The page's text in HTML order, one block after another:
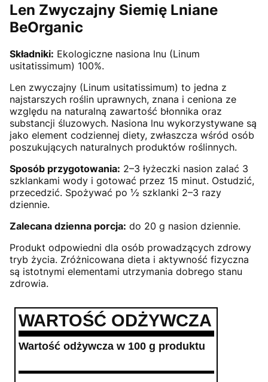
Len Zwyczajny Siemię Lniane
BeOrganic
Składniki: Ekologiczne nasiona lnu (Linum
usitatissimum) 100%.
Len zwyczajny (Linum usitatissimum) to jedna z
najstarszych roślin uprawnych, znana i ceniona ze
względu na naturalną zawartość błonnika oraz
substancji śluzowych. Nasiona lnu wykorzystywane są
jako element codziennej diety, zwłaszcza wśród osób
poszukujących naturalnych produktów roślinnych.
Sposób przygotowania: 2–3 łyżeczki nasion zalać 3
szklankami wody i gotować przez 15 minut. Ostudzić,
przecedzić. Spożywać po ½ szklanki 2–3 razy
dziennie.
Zalecana dzienna porcja: do 20 g nasion dziennie.
Produkt odpowiedni dla osób prowadzących zdrowy
tryb życia. Zróżnicowana dieta i aktywność fizyczna
są istotnymi elementami utrzymania dobrego stanu
zdrowia.
WARTOŚĆ ODŻYWCZA
Wartość odżywcza w 100 g produktu